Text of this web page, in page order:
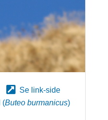
Se link-side
(Buteo burmanicus)